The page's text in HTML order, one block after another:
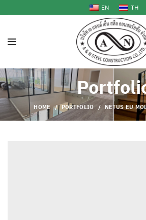
EN TH
HOME PORTFOLIO NETUS EU